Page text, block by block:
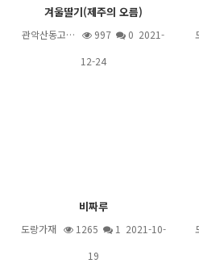
겨울딸기(제주의 오름)
관악산동고… 997
0 2021-
12-24
비짜루
도랑가재 1265 1 2021-10-
19